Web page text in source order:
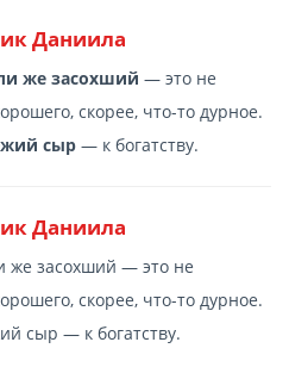
Даниила
же засохший — это не
скорее, что-то дурное.
сыр — к богатству.
Даниила
же засохший — это не
скорее, что-то дурное.
сыр — к богатству.